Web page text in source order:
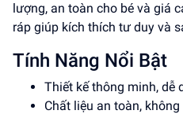
lượng, an toàn cho bé và giá
ráp giúp kích thích tư duy và
Tính Năng Nổi Bật
Thiết kế thông minh, dễ
Chất liệu an toàn,